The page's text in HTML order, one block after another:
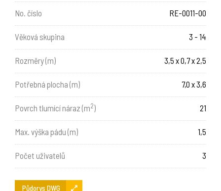
No. číslo RE-0011-00
Věková skupina 3 - 14
Rozměry (m) 3,5 x 0,7 x 2,5
Potřebná plocha (m) 7,0 x 3,6
Povrch tlumící náraz (m2) 21
Max. výška pádu (m) 1,5
Počet uživatelů 3
Půdorys DWG